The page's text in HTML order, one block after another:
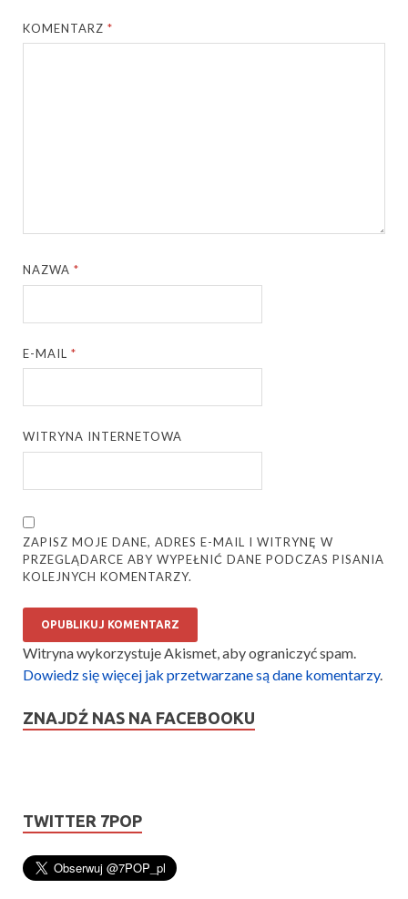
KOMENTARZ*
NAZWA*
E-MAIL*
WITRYNA INTERNETOWA
ZAPISZ MOJE DANE, ADRES E-MAIL I WITRYNĘ W
PRZEGLĄDARCE ABY WYPEŁNIĆ DANE PODCZAS PISANIA
KOLEJNYCH KOMENTARZY.
Witryna wykorzystuje Akismet, aby ograniczyć spam.
Dowiedz się więcej jak przetwarzane są dane komentarzy.
ZNAJDŹ NAS NA FACEBOOKU
TWITTER 7POP